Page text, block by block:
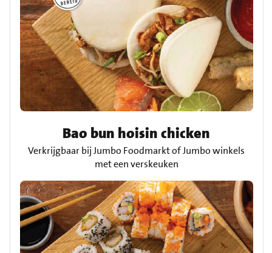
Bao bun hoisin chicken
Verkrijgbaar bij Jumbo Foodmarkt of Jumbo winkels
met een verskeuken